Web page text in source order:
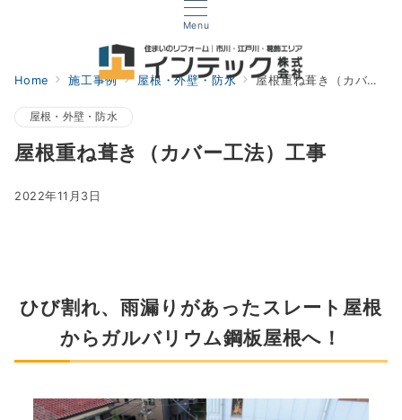
Menu
Home 施工事例 屋根・外壁・防水 屋根重ね葺き（カバー工法）工事
屋根・外壁・防水
屋根重ね葺き（カバー工法）工事
2022年11月3日
ひび割れ、雨漏りがあったスレート屋根
からガルバリウム鋼板屋根へ！